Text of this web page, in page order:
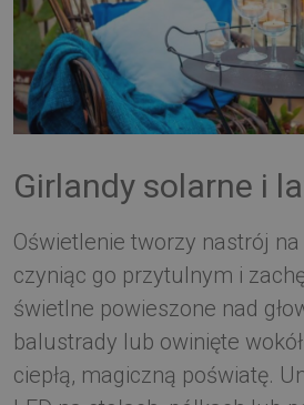
Girlandy solarne i
Oświetlenie tworzy nastrój na
czyniąc go przytulnym i
świetlne powieszone nad
balustrady lub owinięte
ciepłą, magiczną poświatę.